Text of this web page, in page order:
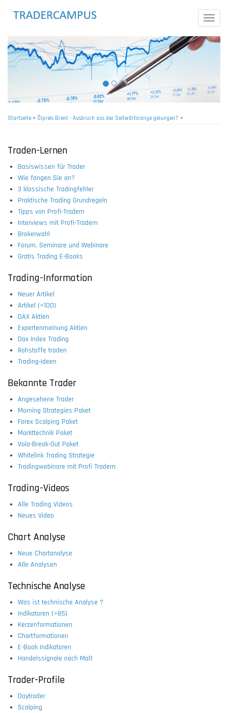
Toggle
Startseite> Ölpreis Brent - Ausbruch aus der Seitwärtsrange gelungen? >
Traden-Lernen
Basiswissen für Trader
Wie fangen Sie an?
3 klassische Tradingfehler
Praktische Trading Grundregeln
Tipps von Profi-Tradern
Interviews mit Profi-Tradern
Brokerwahl
Forum, Seminare und Webinare
Gratis Trading E-Books
Trading-Information
Neuer Artikel
Artikel (>100)
DAX Aktien
Expertenmeinung Aktien
Dax Index Trading
Rohstoffe traden
Trading-Ideen
Bekannte Trader
Angesehene Trader
Morning Strategies Paket
Forex Scalping Paket
Markttechnik Paket
Vola-Break-Out Paket
Whitelink Trading Strategie
Tradingwebinare mit Profi Tradern
Trading-Videos
Alle Trading Videos
Neues Video
Chart Analyse
Neue Chartanalyse
Alle Analysen
Technische Analyse
Was ist technische Analyse ?
Indikatoren (>85)
Kerzenformationen
Chartformationen
E-Book Indikatoren
Handelssignale nach Maß
Trader-Profile
Daytrader
Scalping